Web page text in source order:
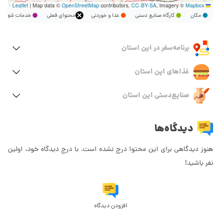
Leaflet
| Map data © OpenStreetMapcontributors, CC-BY-SA, Imagery © Mapbox
مکان کارگاه صنایع دستی غذا و خوردنی محتوای فعلی خدمات
برنامه‌سفر‌ در این استان
غذاهای این استان
صنایع‌دستی این استان
دیدگاه‌ها
هنوز دیدگاهی برای این محتوا درج نشده است. با درج دیدگاه خود، اولین
نفر باشید!
افزودن دیدگاه